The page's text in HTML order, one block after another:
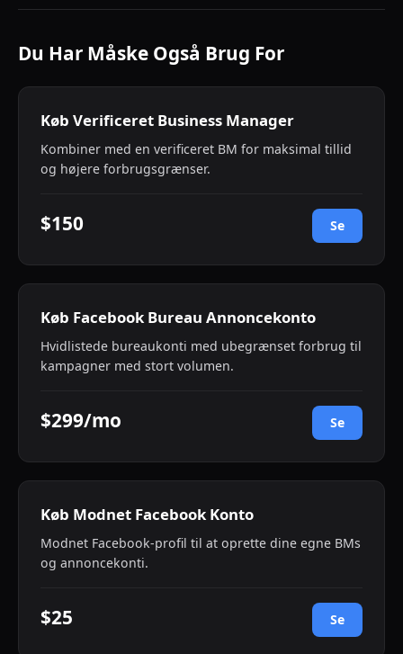
Du Har Måske Også Brug For
Køb Verificeret Business Manager
Kombiner med en verificeret BM for maksimal tillid
og højere forbrugsgrænser.
$150 Se
Køb Facebook Bureau Annoncekonto
Hvidlistede bureaukonti med ubegrænset forbrug til
kampagner med stort volumen.
$299/mo Se
Køb Modnet Facebook Konto
Modnet Facebook-profil til at oprette dine egne BMs
og annoncekonti.
$25 Se